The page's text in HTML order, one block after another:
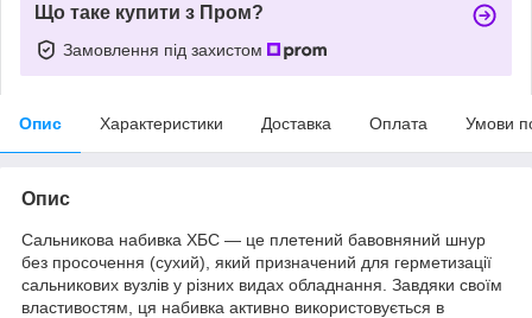
Що таке купити з Пром?
Замовлення під захистом
Опис Характеристики Доставка Оплата Умови
Опис
Сальникова набивка ХБС — це плетений бавовняний шнур
без просочення (сухий), який призначений для герметизації
сальникових вузлів у різних видах обладнання. Завдяки своїм
властивостям, ця набивка активно використовується в